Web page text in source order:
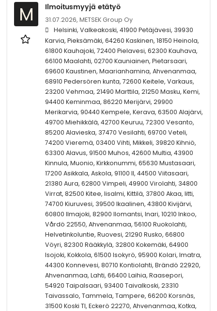
M Ilmoitusmyyjä etätyö
31.07.2026, METSEK Group Oy
Helsinki, Valkeakoski, 41900 Petäjävesi, 39930
Karvia, Pieksämäki, 64260 Kaskinen, 18150 Heinola,
61800 Kauhajoki, 72400 Pielavesi, 62300 Kauhava,
66100 Maalahti, 02700 Kauniainen, Pietarsaari,
69600 Kaustinen, Maarianhamina, Ahvenanmaa,
68910 Pedersören kunta, 72600 Keitele, Varkaus,
23200 Vehmaa, 21490 Marttila, 21250 Masku, Kemi,
94400 Keminmaa, 86220 Merijärvi, 29900
Merikarvia, 90440 Kempele, Kerava, 63500 Alajärvi,
49700 Miehikkälä, 42700 Keuruu, 72300 Vesanto,
85200 Alavieska, 37470 Vesilahti, 69700 Veteli,
74200 Vieremä, 03400 Vihti, Mikkeli, 39820 Kihniö,
63300 Alavus, 91500 Muhos, 42600 Multia, 43900
Kinnula, Muonio, Kirkkonummi, 65630 Mustasaari,
17200 Asikkala, Askola, 91100 II, 44500 Viitasaari,
21380 Aura, 62800 Vimpeli, 49900 Virolahti, 34800
Virrat, 82500 Kitee, Iisalmi, Kittilä, 37800 Akaa, Iitti,
74700 Kiuruvesi, 39500 Ikaalinen, 43800 Kivijärvi,
60800 Ilmajoki, 82900 Ilomantsi, Inari, 10210 Inkoo,
Vårdö 22550, Ahvenanmaa, 56100 Ruokolahti,
Helvetinkoluntie, Ruovesi, 21290 Rusko, 66800
Vöyri, 82300 Rääkkylä, 32800 Kokemäki, 64900
Isojoki, Kokkola, 61500 Isokyrö, 95900 Kolari, Imatra,
44300 Konnevesi, 80710 Kontiolahti, Brändö 22920,
Ahvenanmaa, Lahti, 66400 Laihia, Raasepori,
54920 Taipalsaari, 93400 Taivalkoski, 23310
Taivassalo, Tammela, Tampere, 66200 Korsnäs,
31500 Koski Tl, Eckerö 22270, Ahvenanmaa, Kotka,